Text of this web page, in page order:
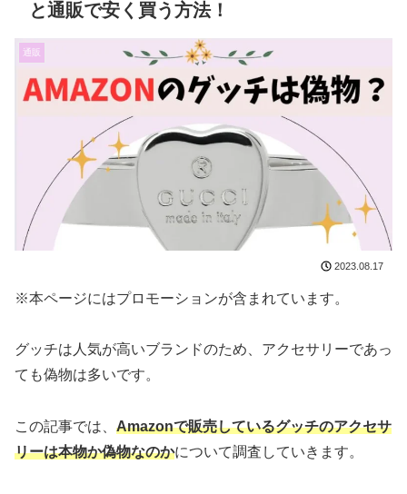
と通販で安く買う方法！
通販
2023.08.17
※本ページにはプロモーションが含まれています。
グッチは人気が高いブランドのため、アクセサリーであっ
ても偽物は多いです。
この記事では、 Amazonで販売しているグッチのアクセサ
リーは本物か偽物なのかについて調査していきます。